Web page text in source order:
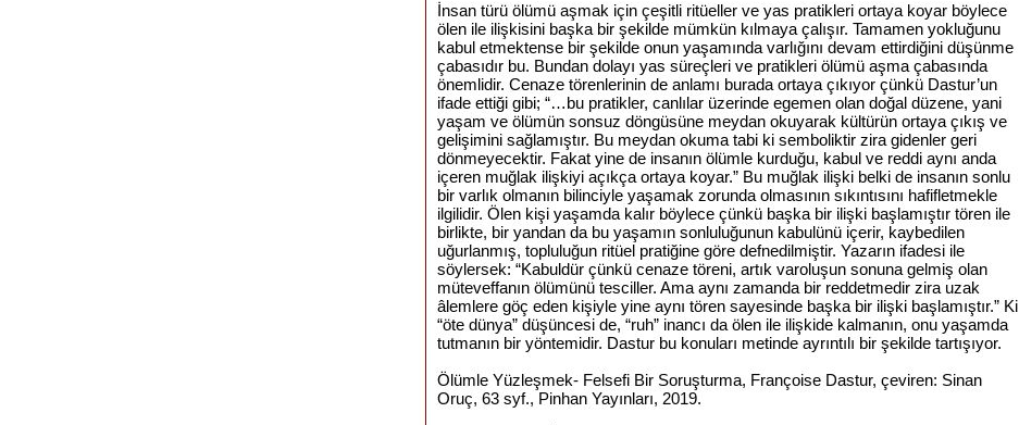
İnsan türü ölümü aşmak için çeşitli ritüeller ve yas pratikleri ortaya koyar böylece
ölen ile ilişkisini başka bir şekilde mümkün kılmaya çalışır. Tamamen yokluğunu
kabul etmektense bir şekilde onun yaşamında varlığını devam ettirdiğini düşünme
çabasıdır bu. Bundan dolayı yas süreçleri ve pratikleri ölümü aşma çabasında
önemlidir. Cenaze törenlerinin de anlamı burada ortaya çıkıyor çünkü Dastur’un
ifade ettiği gibi; “…bu pratikler, canlılar üzerinde egemen olan doğal düzene, yani
yaşam ve ölümün sonsuz döngüsüne meydan okuyarak kültürün ortaya çıkış ve
gelişimini sağlamıştır. Bu meydan okuma tabi ki semboliktir zira gidenler geri
dönmeyecektir. Fakat yine de insanın ölümle kurduğu, kabul ve reddi aynı anda
içeren muğlak ilişkiyi açıkça ortaya koyar.” Bu muğlak ilişki belki de insanın sonlu
bir varlık olmanın bilinciyle yaşamak zorunda olmasının sıkıntısını hafifletmekle
ilgilidir. Ölen kişi yaşamda kalır böylece çünkü başka bir ilişki başlamıştır tören ile
birlikte, bir yandan da bu yaşamın sonluluğunun kabulünü içerir, kaybedilen
uğurlanmış, topluluğun ritüel pratiğine göre defnedilmiştir. Yazarın ifadesi ile
söylersek: “Kabuldür çünkü cenaze töreni, artık varoluşun sonuna gelmiş olan
müteveffanın ölümünü tesciller. Ama aynı zamanda bir reddetmedir zira uzak
âlemlere göç eden kişiyle yine aynı tören sayesinde başka bir ilişki başlamıştır.” Ki
“öte dünya” düşüncesi de, “ruh” inancı da ölen ile ilişkide kalmanın, onu yaşamda
tutmanın bir yöntemidir. Dastur bu konuları metinde ayrıntılı bir şekilde tartışıyor.
Ölümle Yüzleşmek- Felsefi Bir Soruşturma, Françoise Dastur, çeviren: Sinan
Oruç, 63 syf., Pinhan Yayınları, 2019.